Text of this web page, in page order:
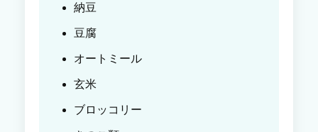
納豆
豆腐
オートミール
玄米
ブロッコリー